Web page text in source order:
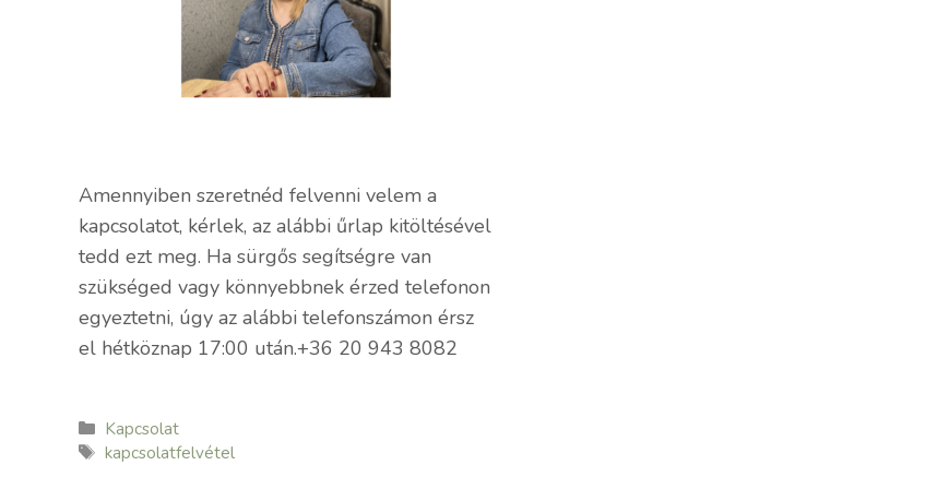
Amennyiben szeretnéd felvenni velem a
kapcsolatot, kérlek, az alábbi űrlap kitöltésével
tedd ezt meg. Ha sürgős segítségre van
szükséged vagy könnyebbnek érzed telefonon
egyeztetni, úgy az alábbi telefonszámon érsz
el hétköznap 17:00 után.+36 20 943 8082
Kategória
Kapcsolat
Címkék
kapcsolatfelvétel